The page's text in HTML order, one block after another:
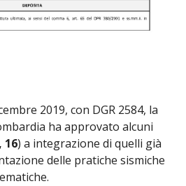
2019, con DGR 2584, la
ha approvato alcuni
16) a integrazione di quelli già
delle pratiche sismiche